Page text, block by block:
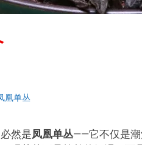
凰单丛
然是凤凰单丛——它不仅是潮